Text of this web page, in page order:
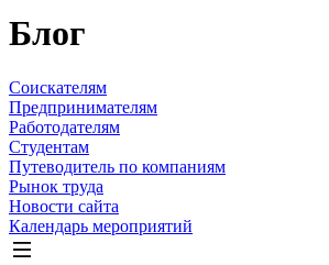
Блог
Соискателям
Предпринимателям
Работодателям
Студентам
Путеводитель по компаниям
Рынок труда
Новости сайта
Календарь мероприятий